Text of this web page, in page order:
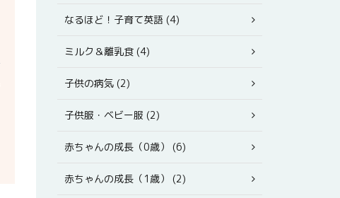
なるほど！子育て英語 (4)
ミルク＆離乳食 (4)
子供の病気 (2)
子供服・ベビー服 (2)
赤ちゃんの成長（0歳） (6)
赤ちゃんの成長（1歳） (2)